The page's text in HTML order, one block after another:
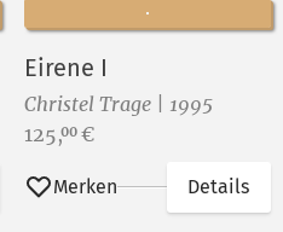
Eirene I
Christel Trage | 1995
Preis:
125,00 €
Merken Details